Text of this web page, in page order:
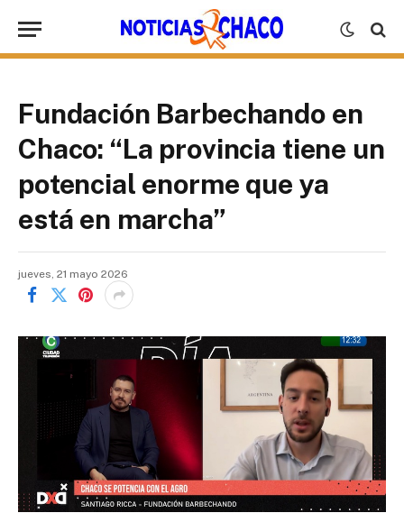
Fundación Barbechando en
Chaco: “La provincia tiene un
potencial enorme que ya
está en marcha”
jueves, 21 mayo 2026